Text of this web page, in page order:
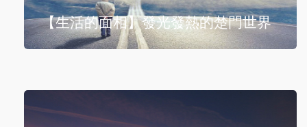
【生活的面相】發光發熱的楚門世界